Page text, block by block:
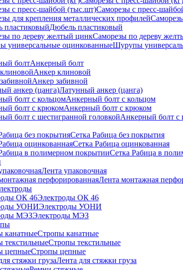
Саморезы с пресс-
Дюбель пластиковый
Саморезы по дереву
Шурупы
Анкерный болт
Анкер клиновой
Анкер забивной
Латунный анкер (цанга)
Анкерный болт с кольцом
Анкерный болт с крюком
Анкерный болт с
Сетка Рабица без покрытия
Сетка Рабица оцинкованная
Сетка Рабица в
Лента упаковочная
Лента монтажная
Электроды ОК 46
Электроды УОНИ
Электроды МЭЗ
Стропы канатные
Стропы текстильные
Стропы цепные
Лента для стяжки груза